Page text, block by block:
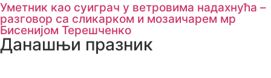
Уметник као суиграч у ветровима надахнућа –
разговор са сликарком и мозаичарем мр
Бисенијом Терешченко
Данашњи празник